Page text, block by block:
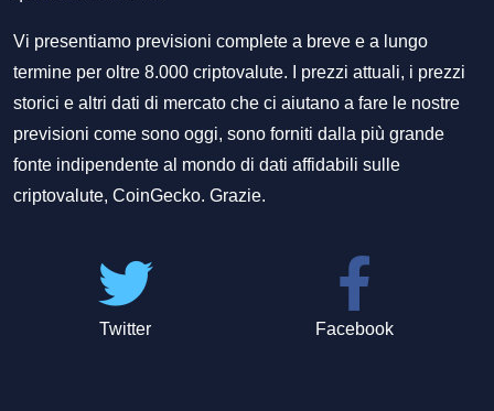
Vi presentiamo previsioni complete a breve e a lungo
termine per oltre 8.000 criptovalute. I prezzi attuali, i prezzi
storici e altri dati di mercato che ci aiutano a fare le nostre
previsioni come sono oggi, sono forniti dalla più grande
fonte indipendente al mondo di dati affidabili sulle
criptovalute, CoinGecko. Grazie.
Twitter Facebook